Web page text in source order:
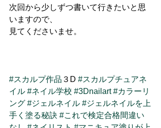
次回から少しずつ書いて行きたいと思
いますので、
見てくださいませ。
#スカルプ作品 ３D #スカルプチュアネ
イル #ネイル学校 #3Dnailart #カラーリ
ング #ジェルネイル #ジェルネイルを上
手く塗る秘訣 #これで検定合格間違い